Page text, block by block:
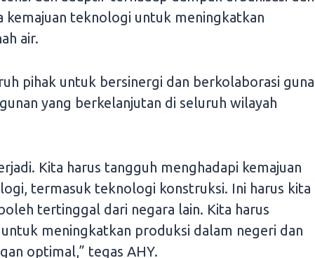
kemajuan teknologi untuk meningkatkan
air.
pihak untuk bersinergi dan berkolaborasi guna
yang berkelanjutan di seluruh wilayah
Kita harus tangguh menghadapi kemajuan
termasuk teknologi konstruksi. Ini harus kita
tertinggal dari negara lain. Kita harus
meningkatkan produksi dalam negeri dan
optimal,” tegas AHY.